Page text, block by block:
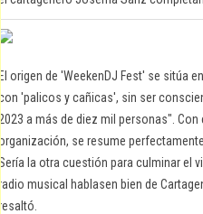
El origen de 'WeekenDJ Fest' se sitúa
con 'palicos y cañicas', sin ser
2023 a más de diez mil personas".
organización, se resume
Sería la otra cuestión para culminar el
radio musical hablasen bien de
resaltó.